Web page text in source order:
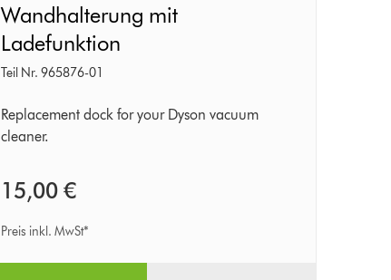
mit
Ladefunktion
Wandhalterung mit
Ladefunktion
Teil Nr. 965876-01
Replacement dock for your Dyson vacuum
cleaner.
15,00 €
Preis inkl. MwSt*